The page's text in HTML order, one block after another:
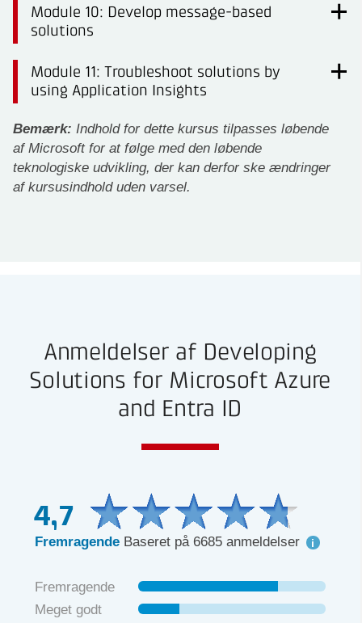
Module 10: Develop message-based
solutions
Module 11: Troubleshoot solutions by
using Application Insights
Bemærk: Indhold for dette kursus tilpasses løbende
af Microsoft for at følge med den løbende
teknologiske udvikling, der kan derfor ske ændringer
af kursusindhold uden varsel.
Anmeldelser af Developing
Solutions for Microsoft Azure
and Entra ID
4,7
Fremragende Baseret på 6685 anmeldelser
Fremragende
Meget godt